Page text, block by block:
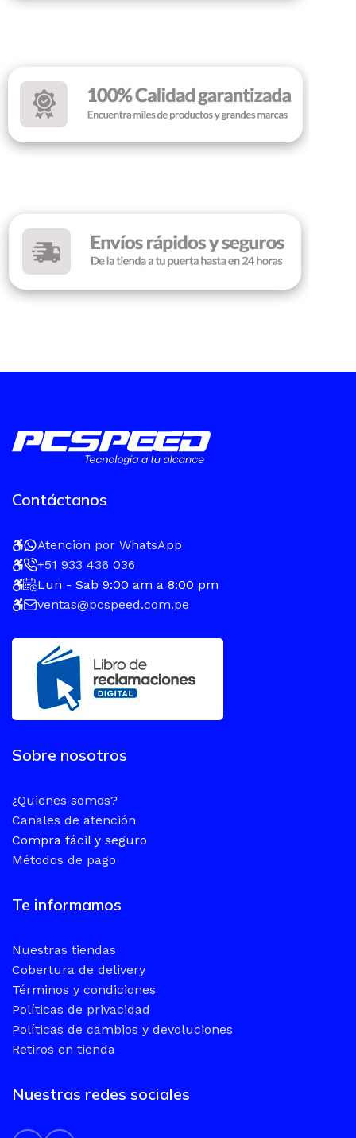
Contáctanos
Atención por WhatsApp
+51 933 436 036
Lun - Sab 9:00 am a 8:00 pm
ventas@pcspeed.com.pe
Sobre nosotros
¿Quienes somos?
Canales de atención
Compra fácil y seguro
Métodos de pago
Te informamos
Nuestras tiendas
Cobertura de delivery
Términos y condiciones
Políticas de privacidad
Políticas de cambios y devoluciones
Retiros en tienda
Nuestras redes sociales